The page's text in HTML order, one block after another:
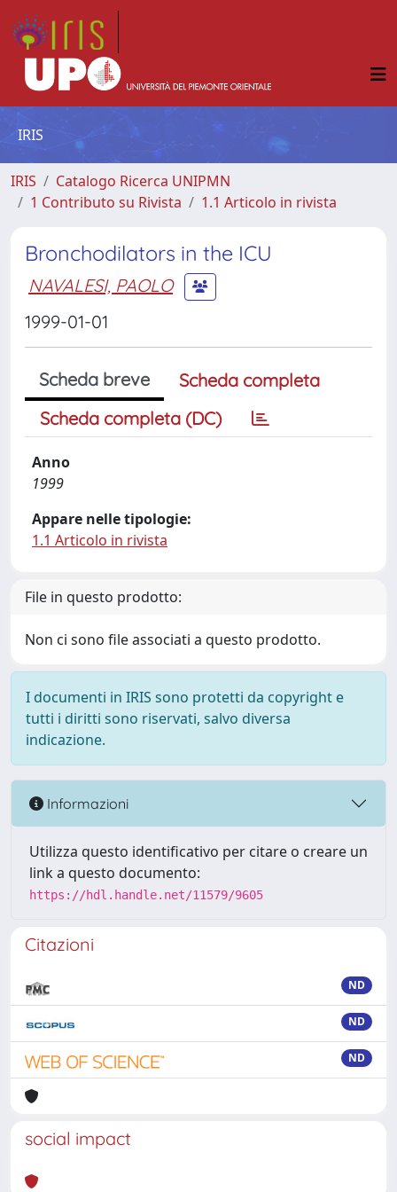
IRIS
IRIS
Catalogo Ricerca UNIPMN
1 Contributo su Rivista
1.1 Articolo in rivista
Bronchodilators in the ICU
NAVALESI, PAOLO
1999-01-01
Scheda breve
Scheda completa
Scheda completa (DC)
Anno
1999
Appare nelle tipologie:
1.1 Articolo in rivista
File in questo prodotto:
Non ci sono file associati a questo prodotto.
I documenti in IRIS sono protetti da copyright e
tutti i diritti sono riservati, salvo diversa
indicazione.
Informazioni
Utilizza questo identificativo per citare o creare un
link a questo documento:
https://hdl.handle.net/11579/9605
Citazioni
ND
ND
ND
social impact